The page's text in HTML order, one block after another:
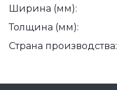
Ширина (мм):
Толщина (мм):
Страна производства: